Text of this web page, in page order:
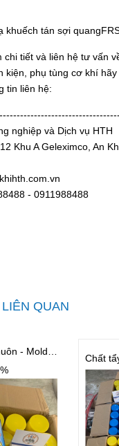
khuếch tán sợi
chi tiết và liên hệ tư vấn
kiện, phụ tùng cơ khí
tin liên hệ:
nghiệp và Dịch vụ HTH
Khu A Geleximco, An
- 0911988488
QUAN